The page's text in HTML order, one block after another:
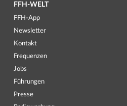
FFH-WELT
FFH-App
Newsletter
Kontakt
Frequenzen
Jobs
Führungen
Presse